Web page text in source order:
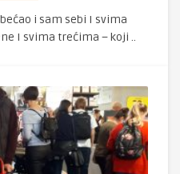
i sam sebi I svima
I svima trećima – koji ..